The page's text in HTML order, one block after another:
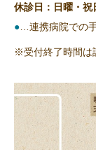
休診日：日曜・祝
● …連携病院での
※受付終了時間は